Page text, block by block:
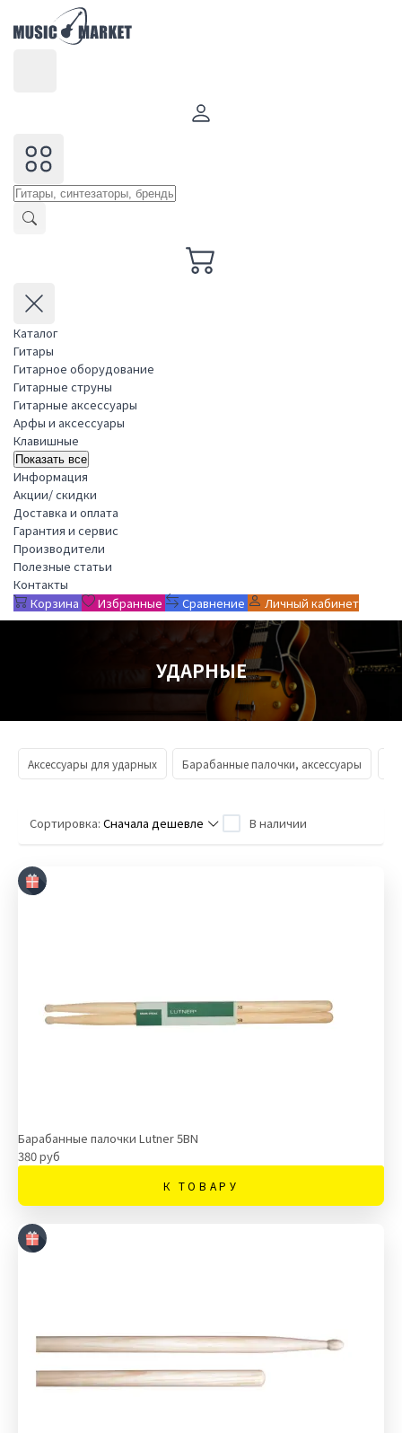
Каталог
Гитары
Гитарное оборудование
Гитарные струны
Гитарные аксессуары
Арфы и аксессуары
Клавишные
Показать все
Информация
Акции/ скидки
Доставка и оплата
Гарантия и сервис
Производители
Полезные статьи
Контакты
Корзина
Избранные Сравнение Личный кабинет
УДАРНЫЕ
Аксессуары для ударных Барабанные палочки, аксессуары
Сортировка: Сначала дешевле В наличии
Барабанные палочки Lutner 5BN
380 руб
К ТОВАРУ